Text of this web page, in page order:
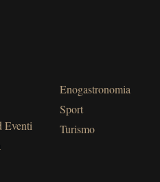
Eventi
Enogastronomia
Sport
Turismo